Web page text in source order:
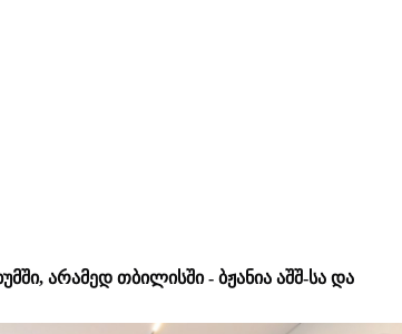
არამედ თბილისში - ბჟანია აშშ-სა და